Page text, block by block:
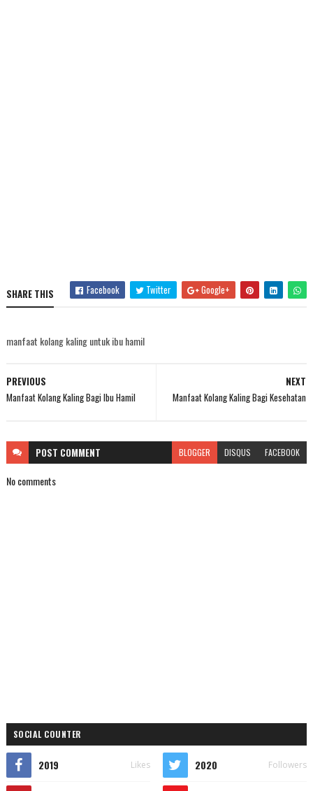
SHARE THIS Facebook Twitter Google+
manfaat kolang kaling untuk ibu hamil
NEXT
Manfaat Kolang Kaling Bagi Kesehatan
PREVIOUS
Manfaat Kolang Kaling Bagi Ibu Hamil
POST COMMENT BLOGGER DISQUS FACEBOOK
No comments
SOCIAL COUNTER
2019 Likes 2020 Followers